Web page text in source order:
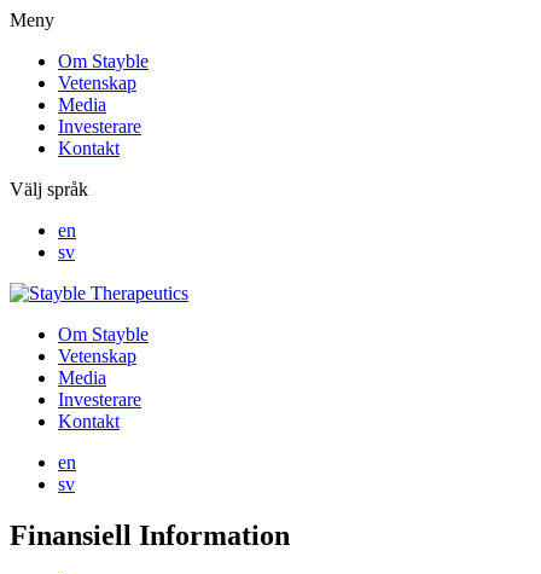
Meny
Om Stayble
Vetenskap
Media
Investerare
Kontakt
Välj språk
en
sv
Om Stayble
Vetenskap
Media
Investerare
Kontakt
en
sv
Finansiell Information